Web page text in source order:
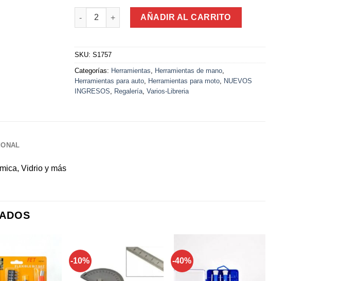
Espátula Raspadora Limpieza Cerámica, Vidrio y más cantidad
AÑADIR AL CARRITO
SKU:S1757
Categorías: Herramientas, Herramientas de mano,
Herramientas para auto, Herramientas para moto, NUEVOS
INGRESOS, Regalería,Varios-Libreria
Vidrio y más
-10% -40%